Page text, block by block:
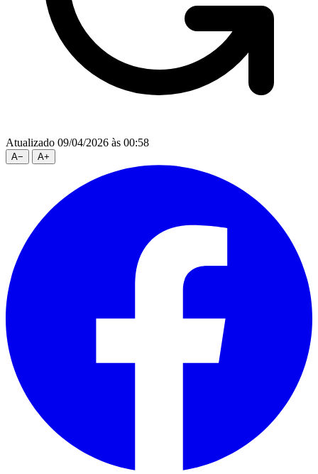
Atualizado 09/04/2026 às 00:58
A− A+